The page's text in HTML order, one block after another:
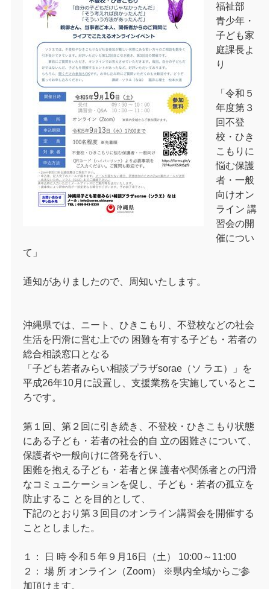
福祉部
青少年・
子ども家
庭課長よ
り
「令和５
年度第３
回不登
校・ひき
こもりに
悩む保護
者・一般
向けオン
ライン 講
習会の開
催につい
て」
通知がありましたので、周知いたします。
沖縄県では、ニート、ひきこもり、不登校などの社会
生活を円滑に営む上での 困難を有する子ども・若者の
総合相談窓口となる
「子ども若者みらい相談プラザsorae（ソ ラエ）」を
平成26年10月に設置し、支援業務を実施しているとこ
ろです。
第１回、第２回に引き続き、不登校・ひきこもり状態
にある子ども・若者の社会的自 立の困難さについて、
保護者や一般向けに啓発を行い、
困難を抱える子ども・若者と保 護者や関係者との円滑
なコミュニケーションを促し、子ども・若者の孤立を
防止するこ とを目的として、
下記のとおり第３回目のオンライン講習会を開催する
こととしました。
１： 日 時 令和５年９月16日（土） 10:00～11:00
２： 場 所 オンライン（Zoom） ※県内全域からご参
加頂けます。